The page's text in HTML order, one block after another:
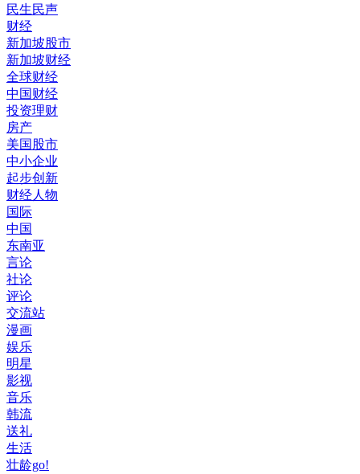
民生民声
财经
新加坡股市
新加坡财经
全球财经
中国财经
投资理财
房产
美国股市
中小企业
起步创新
财经人物
国际
中国
东南亚
言论
社论
评论
交流站
漫画
娱乐
明星
影视
音乐
韩流
送礼
生活
壮龄go!